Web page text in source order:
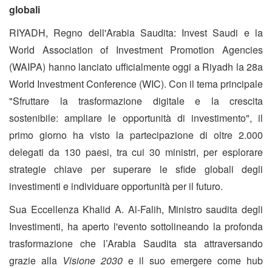
globali
RIYADH, Regno dell'Arabia Saudita: Invest Saudi e la
World Association of Investment Promotion Agencies
(WAIPA) hanno lanciato ufficialmente oggi a Riyadh la 28a
World Investment Conference (WIC). Con il tema principale
"Sfruttare la trasformazione digitale e la crescita
sostenibile: ampliare le opportunità di investimento", il
primo giorno ha visto la partecipazione di oltre 2.000
delegati da 130 paesi, tra cui 30 ministri, per esplorare
strategie chiave per superare le sfide globali degli
investimenti e individuare opportunità per il futuro.
Sua Eccellenza Khalid A. Al-Falih, Ministro saudita degli
Investimenti, ha aperto l'evento sottolineando la profonda
trasformazione che l’Arabia Saudita sta attraversando
grazie alla Visione 2030 e il suo emergere come hub